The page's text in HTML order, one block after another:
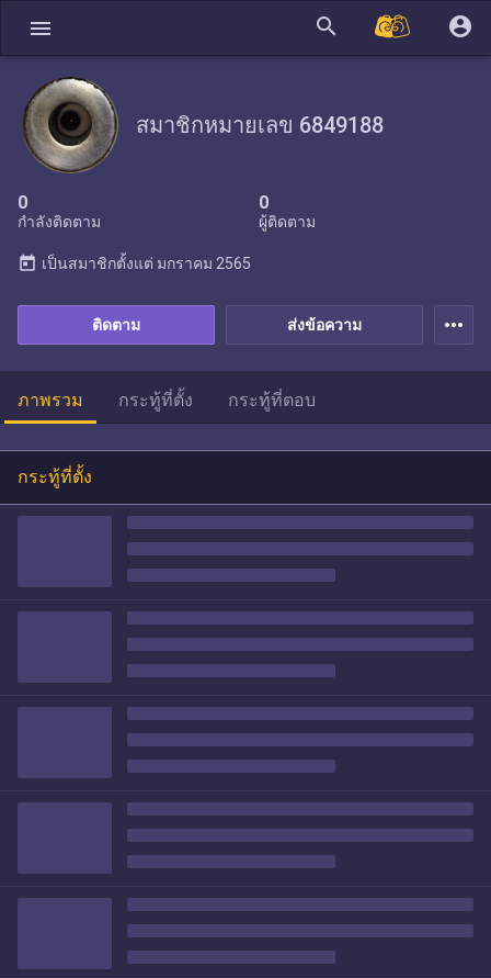
menu search account_circle
สมาชิกหมายเลข 6849188
0
กำลังติดตาม
0
ผู้ติดตาม
ส่งข้อความ
ติดตาม
today เป็นสมาชิกตั้งแต่ มกราคม 2565
more_horiz
ภาพรวม กระทู้ที่ตั้ง กระทู้ที่ตอบ
กระทู้ที่ตั้ง